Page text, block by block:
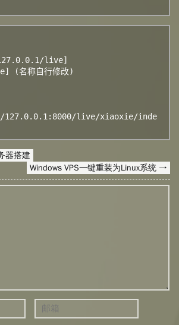
live]
(名称自行修改)
127.0.0.1:8000/live/xiaoxie/inde
器搭建
Windows VPS一键重装为Linux系统 →